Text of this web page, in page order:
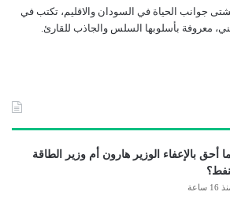
جوانب الحياة في السودان والاقليم، تكتب في
معروفة بأسلوبها السلس والجاذب للقارئ.
أحق بالإعفاء الوزير هارون أم وزير الطاقة
16 ساعة